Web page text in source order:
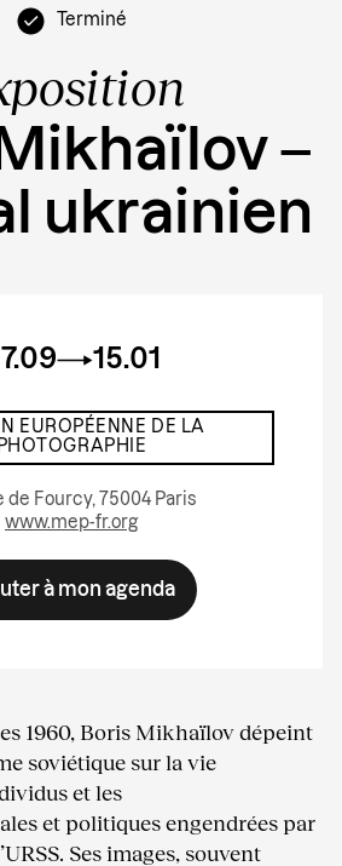
Terminé
–
ukrainien
15.01
EUROPÉENNE DE LA
PHOTOGRAPHIE
de Fourcy, 75004 Paris
www.mep-fr.org
à mon agenda
1960, Boris Mikhaïlov dépeint
soviétique sur la vie
et les
et politiques engendrées par
Ses images, souvent